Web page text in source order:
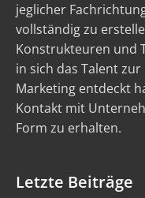
jeglicher
vollständig zu
Konstrukteuren und
in sich das Talent
Marketing entdeckt
Kontakt mit
Form zu erhalten.
Letzte Beiträge